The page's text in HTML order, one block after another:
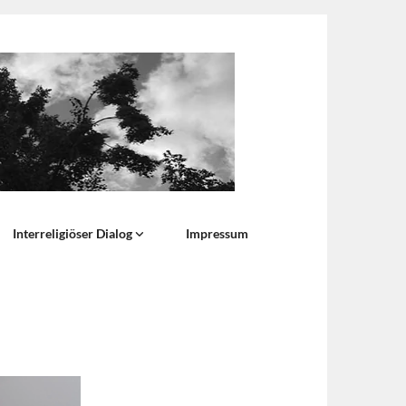
Interreligiöser Dialog Impressum